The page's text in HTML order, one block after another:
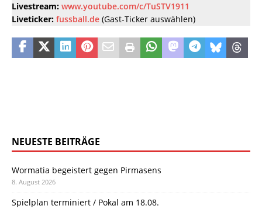
Livestream: www.youtube.com/c/TuSTV1911
Liveticker: fussball.de (Gast-Ticker auswählen)
NEUESTE BEITRÄGE
Wormatia begeistert gegen Pirmasens
8. August 2026
Spielplan terminiert / Pokal am 18.08.